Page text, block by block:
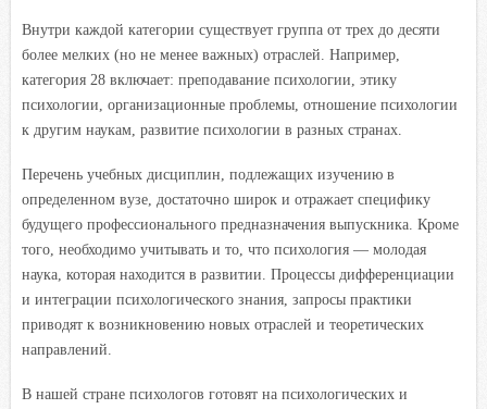
Внутри каждой категории существует группа от трех до десяти
более мелких (но не менее важных) отраслей. Например,
категория 28 включает: преподавание психологии, этику
психологии, организационные проблемы, отношение психологии
к другим наукам, развитие психологии в разных странах.
Перечень учебных дисциплин, подлежащих изучению в
определенном вузе, достаточно широк и отражает специфику
будущего профессионального предназначения выпускника. Кроме
того, необходимо учитывать и то, что психология — молодая
наука, которая находится в развитии. Процессы дифференциации
и интеграции психологического знания, запросы практики
приводят к возникновению новых отраслей и теоретических
направлений.
В нашей стране психологов готовят на психологических и